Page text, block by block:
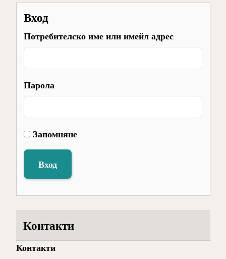
Вход
Потребителско име или имейл адрес
Парола
Запомняне
Вход
Контакти
Контакти